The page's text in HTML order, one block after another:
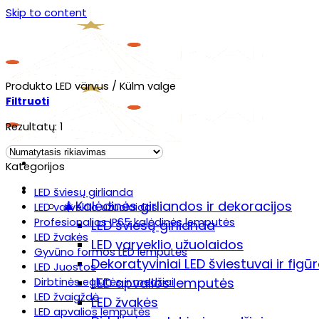
Skip to content
Menu
Prekių katalogas
🎄Kalėdinės girliandos ir dekoracijos
LED šviesų girlianda
LED varveklio užuolaidos
Dekoratyviniai LED šviestuvai ir
LED apvalios lemputės
LED žvakės
Produkto LED värvus / Külm valge
Filtruoti
Rezultatų: 1
Kategorijos
LED šviesų girlianda
LED varveklio užuolaidos
Profesionalios IP65 kalėdinės lemputės
LED žvakės
Gyvūno formos LED lemputės
LED Juostos
Dirbtinės eglutės ir medžiai
LED žvaigždė
LED apvalios lemputės